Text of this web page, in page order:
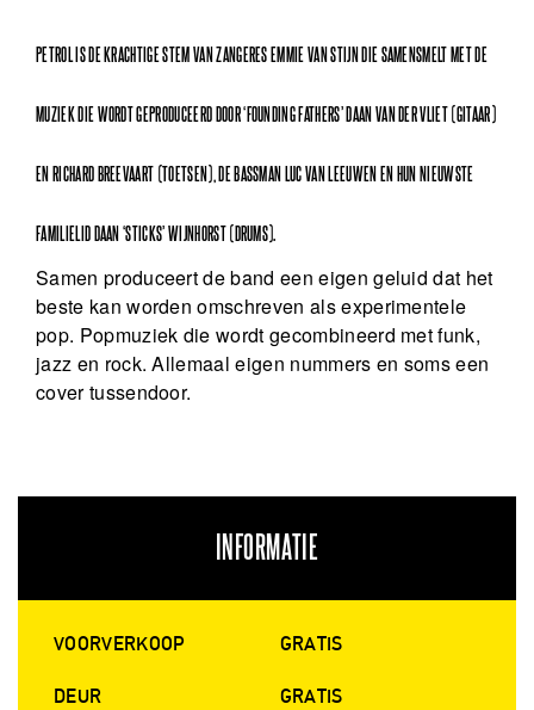
PETROL IS DE KRACHTIGE STEM VAN ZANGERES EMMIE VAN STIJN DIE SAMENSMELT MET DE
MUZIEK DIE WORDT GEPRODUCEERD DOOR ‘FOUNDING FATHERS’ DAAN VAN DER VLIET (GITAAR)
EN RICHARD BREEVAART (TOETSEN), DE BASSMAN LUC VAN LEEUWEN EN HUN NIEUWSTE
FAMILIELID DAAN ‘STICKS’ WIJNHORST (DRUMS).
Samen produceert de band een eigen geluid dat het
beste kan worden omschreven als experimentele
pop. Popmuziek die wordt gecombineerd met funk,
jazz en rock. Allemaal eigen nummers en soms een
cover tussendoor.
INFORMATIE
VOORVERKOOP GRATIS
DEUR GRATIS